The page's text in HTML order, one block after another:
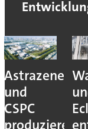
Astrazeneca
und
CSPC